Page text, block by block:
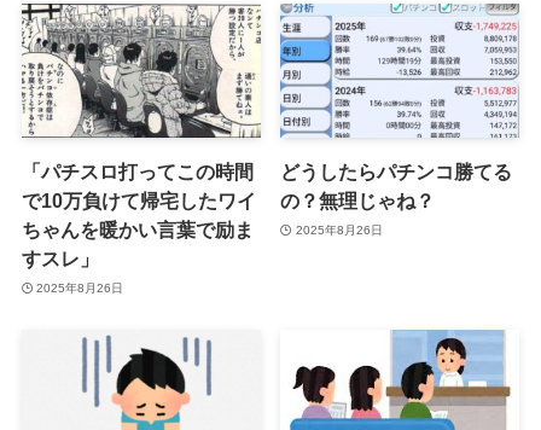
「パチスロ打ってこの時間
で10万負けて帰宅したワイ
ちゃんを暖かい言葉で励ま
すスレ」
2025年8月26日
どうしたらパチンコ勝てる
の？無理じゃね？
2025年8月26日